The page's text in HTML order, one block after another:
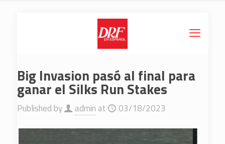
Big Invasion pasó al final para
ganar el Silks Run Stakes
Published by admin at 03/18/2023